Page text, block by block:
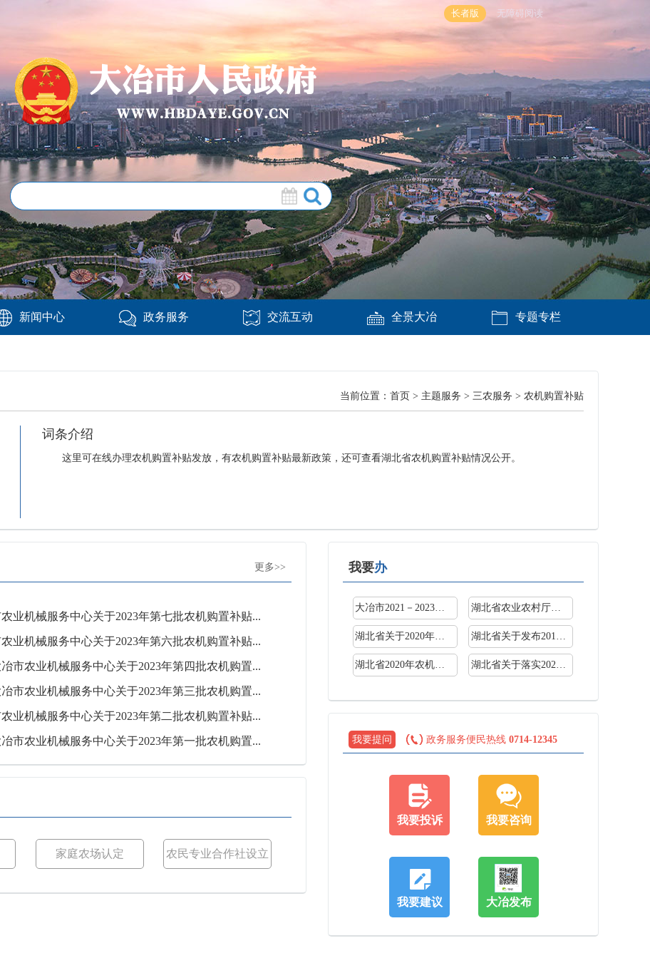
长者版 无障碍阅读
新闻中心 政务服务 交流互动 全景大冶 专题专栏
当前位置： 首页 > 主题服务 > 三农服务 > 农机购置补贴
词条介绍
这里可在线办理农机购置补贴发放，有农机购置补贴最新政策，还可查看湖北省农机购置补贴情况公开。
更多>>
业机械服务中心关于2023年第七批农机购置补贴...
业机械服务中心关于2023年第六批农机购置补贴...
市农业机械服务中心关于2023年第四批农机购置...
市农业机械服务中心关于2023年第三批农机购置...
业机械服务中心关于2023年第二批农机购置补贴...
市农业机械服务中心关于2023年第一批农机购置...
家庭农场认定 农民专业合作社设立
我要办
大冶市2021－2023年农机购置补贴实施方案 湖北省农业农村厅关于做好2020年农机深松整地作业...
湖北省关于2020年农机购置补贴机具种类范围增补秸... 湖北省关于发布2018-2020年农机购置补贴机具补贴额...
湖北省2020年农机购置补贴机具种类范围 湖北省关于落实2020年农机购置补贴政策的通知
我要提问 政务服务便民热线 0714-12345
我要投诉 我要咨询
我要建议 大冶发布